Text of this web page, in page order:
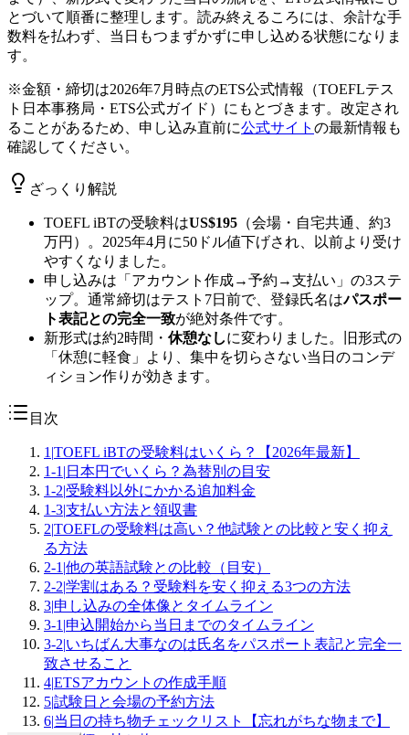
とづいて順番に整理します。読み終えるころには、余計な手
数料を払わず、当日もつまずかずに申し込める状態になりま
す。
※金額・締切は2026年7月時点のETS公式情報（TOEFLテス
ト日本事務局・ETS公式ガイド）にもとづきます。改定され
ることがあるため、申し込み直前に公式サイト の最新情報も
確認してください。
ざっくり解説
TOEFL iBTの受験料はUS$195 （会場・自宅共通、約3
万円）。2025年4月に50ドル値下げされ、以前より受け
やすくなりました。
申し込みは「アカウント作成→予約→支払い」の3ステ
ップ。通常締切はテスト7日前で、登録氏名はパスポー
ト表記との完全一致が絶対条件です。
新形式は約2時間・ 休憩なしに変わりました。旧形式の
「休憩に軽食」より、集中を切らさない当日のコンデ
ィション作りが効きます。
目次
1 |TOEFL iBTの受験料はいくら？【2026年最新】
1-1 | 日本円でいくら？為替別の目安
1-2|受験料以外にかかる追加料金
1-3|支払い方法と領収書
2|TOEFLの受験料は高い？他試験との比較と安く抑え
る方法
2-1 |他の英語試験との比較（目安）
2-2|学割はある？受験料を安く抑える3つの方法
3|申し込みの全体像とタイムライン
3-1 |申込開始から当日までのタイムライン
3-2|いちばん大事なのは氏名をパスポート表記と完全一
致させること
4|ETSアカウントの作成手順
5|試験日と会場の予約方法
6|当日の持ち物チェックリスト【忘れがちな物まで】